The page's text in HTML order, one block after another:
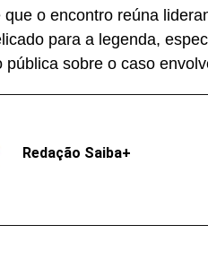
que o encontro reúna
para a legenda,
pública sobre o caso
Redação Saiba+